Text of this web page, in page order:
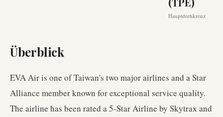
Hauptdrehkreuz
Überblick
EVA Air is one of Taiwan's two major airlines and a Star
Alliance member known for exceptional service quality.
The airline has been rated a 5-Star Airline by Skytrax and